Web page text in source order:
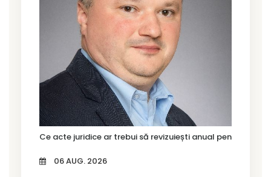
Ce acte juridice ar trebui să revizuiești anual pentru firma
06 AUG. 2026